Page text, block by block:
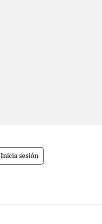
Inicia sesión